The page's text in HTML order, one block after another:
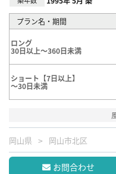
プラン名・期間
ロング
30日以上～360日未満
ショート【7日以上】
～30日未満
岡山県 岡山市北区
お問合わせ